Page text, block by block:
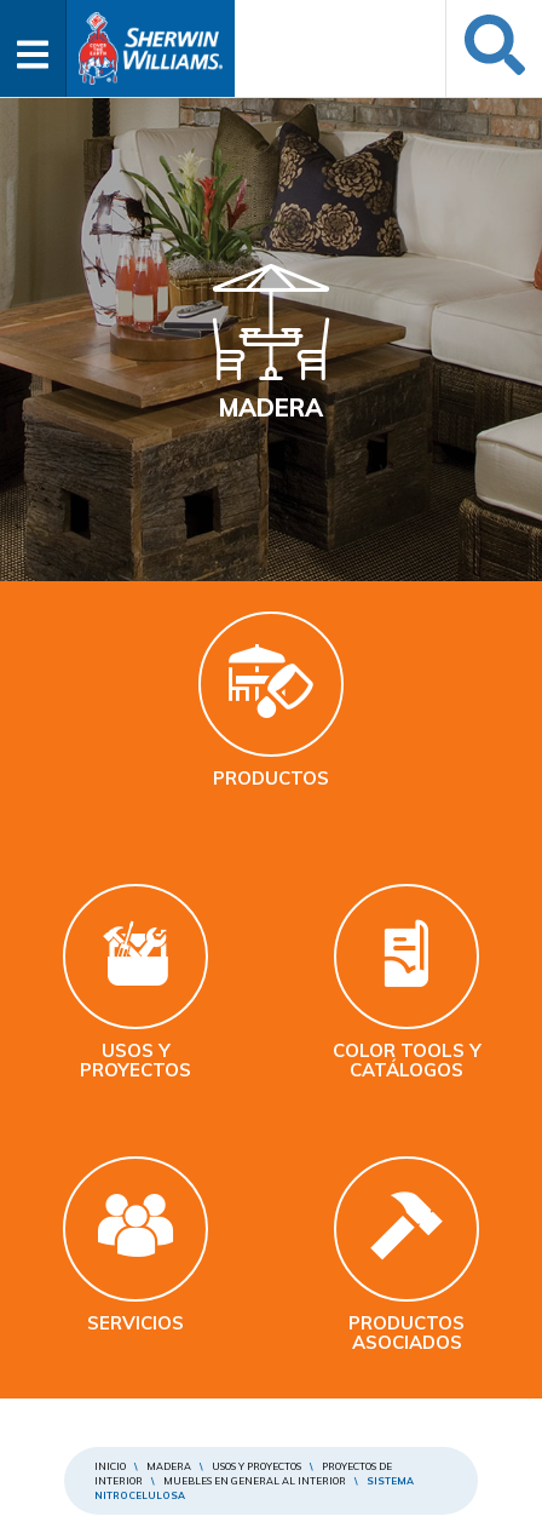
MADERA
PRODUCTOS
USOS Y
PROYECTOS
COLOR TOOLS Y
CATÁLOGOS
SERVICIOS
PRODUCTOS
ASOCIADOS
INICIO \ MADERA \ USOS Y PROYECTOS \
PROYECTOS DE
INTERIOR
\ MUEBLES EN GENERAL AL INTERIOR \
SISTEMA
NITROCELULOSA